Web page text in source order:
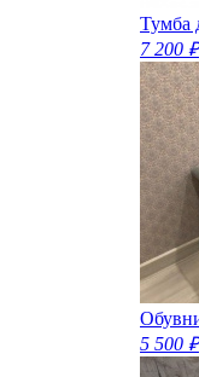
Тумба
7 200 ₽
5 500 ₽